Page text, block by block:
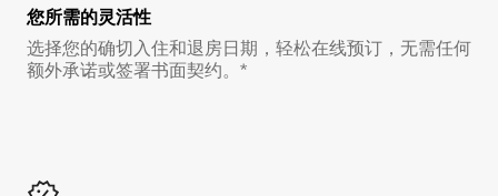
您所需的灵活性
选择您的确切入住和退房日期，轻松在线预订，无需任何
额外承诺或签署书面契约。*